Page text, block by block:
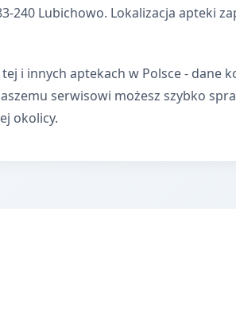
240 Lubichowo. Lokalizacja apteki
i innych aptekach w Polsce -
serwisowi możesz szybko
okolicy.